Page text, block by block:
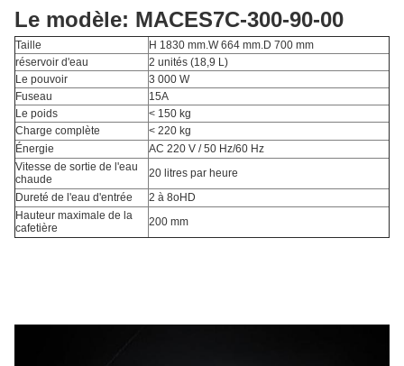
Le modèle: MACES7C-300-90-00
Taille
H 1830 mm.W 664 mm.D 700 mm
réservoir d'eau
2 unités (18,9 L)
Le pouvoir
3 000 W
Fuseau
15A
Le poids
< 150 kg
Charge complète
< 220 kg
Énergie
AC 220 V / 50 Hz/60 Hz
Vitesse de sortie de l'eau
chaude
20 litres par heure
Dureté de l'eau d'entrée
2 à 8oHD
Hauteur maximale de la
cafetière
200 mm